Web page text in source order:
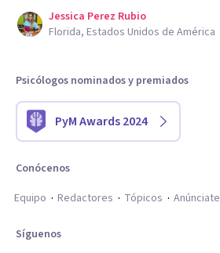
Jessica Perez Rubio
Florida, Estados Unidos de América
Psicólogos nominados y premiados
PyM Awards 2024
Conócenos
Equipo
Redactores Tópicos Anúnciate
Síguenos